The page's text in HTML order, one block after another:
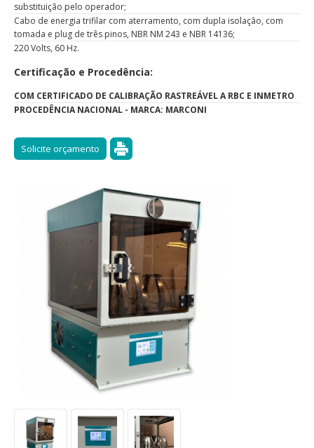
substituição pelo operador;
Cabo de energia trifilar com aterramento, com dupla isolação, com
tomada e plug de três pinos, NBR NM 243 e NBR 14136;
220 Volts, 60 Hz.
Certificação e Procedência:
COM CERTIFICADO DE CALIBRAÇÃO RASTREÁVEL A RBC E INMETRO
PROCEDÊNCIA NACIONAL - MARCA: MARCONI